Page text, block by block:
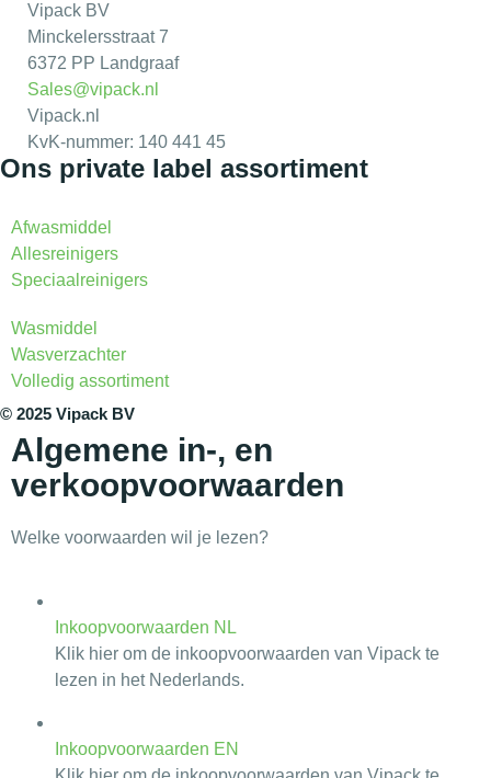
Vipack BV
Minckelersstraat 7
6372 PP Landgraaf
Sales@vipack.nl
Vipack.nl
KvK-nummer: 140 441 45
Ons private label assortiment
Afwasmiddel
Allesreinigers
Speciaalreinigers
Wasmiddel
Wasverzachter
Volledig assortiment
© 2025 Vipack BV
Algemene in-, en
verkoopvoorwaarden
Welke voorwaarden wil je lezen?
Inkoopvoorwaarden NL
Klik hier om de inkoopvoorwaarden van Vipack te
lezen in het Nederlands.
Inkoopvoorwaarden EN